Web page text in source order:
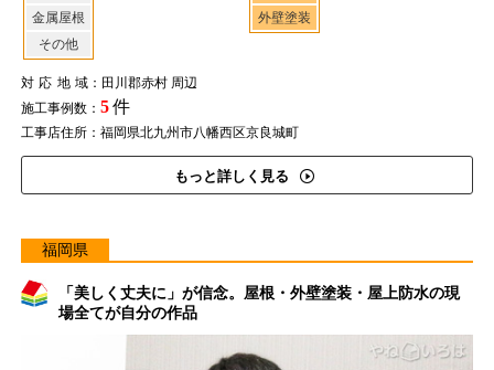
金属屋根
その他
外壁塗装
対応地域：田川郡赤村 周辺
施工事例数： 5件
工事店住所：福岡県北九州市八幡西区京良城町
もっと詳しく見る
福岡県
「美しく丈夫に」が信念。屋根・外壁塗装・屋上防水の現
場全てが自分の作品